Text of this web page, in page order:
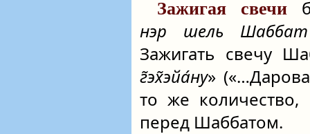
Зажигая свечи
нэр шель
Зажигать свечу
г̃эх̃эйа́ну»
то же
перед Шаббатом.